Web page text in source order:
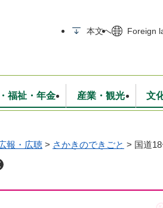
本文へ Foreign
消防・救急 生
学校・教育
福祉・年金
保険・年金
産業・観光
入札・契約 観
文
統計情報 広
報・広聴 > さかきのできごと > 国道